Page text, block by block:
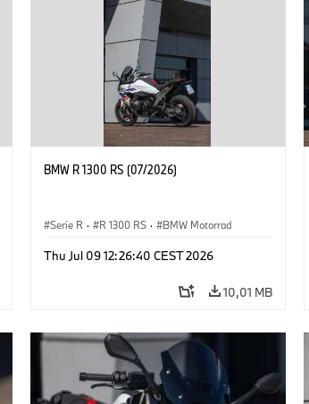
BMW R 1300 RS (07/2026)
Serie R · R 1300 RS · BMW Motorrad
Thu Jul 09 12:26:40 CEST 2026
10,01 MB